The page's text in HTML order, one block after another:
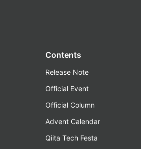
Contents
Release Note
Official Event
Official Column
Advent Calendar
Qiita Tech Festa